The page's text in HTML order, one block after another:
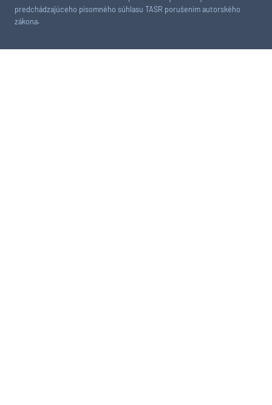
predchádzajúceho písomného súhlasu TASR porušením autorského
zákona.